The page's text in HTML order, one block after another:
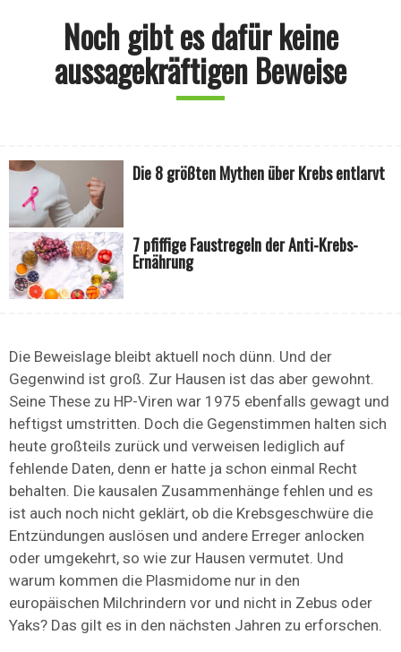
Noch gibt es dafür keine
aussagekräftigen Beweise
Die 8 größten Mythen über Krebs entlarvt
7 pfiffige Faustregeln der Anti-Krebs-
Ernährung
Die Beweislage bleibt aktuell noch dünn. Und der
Gegenwind ist groß. Zur Hausen ist das aber gewohnt.
Seine These zu HP-Viren war 1975 ebenfalls gewagt und
heftigst umstritten. Doch die Gegenstimmen halten sich
heute großteils zurück und verweisen lediglich auf
fehlende Daten, denn er hatte ja schon einmal Recht
behalten. Die kausalen Zusammenhänge fehlen und es
ist auch noch nicht geklärt, ob die Krebsgeschwüre die
Entzündungen auslösen und andere Erreger anlocken
oder umgekehrt, so wie zur Hausen vermutet. Und
warum kommen die Plasmidome nur in den
europäischen Milchrindern vor und nicht in Zebus oder
Yaks? Das gilt es in den nächsten Jahren zu erforschen.